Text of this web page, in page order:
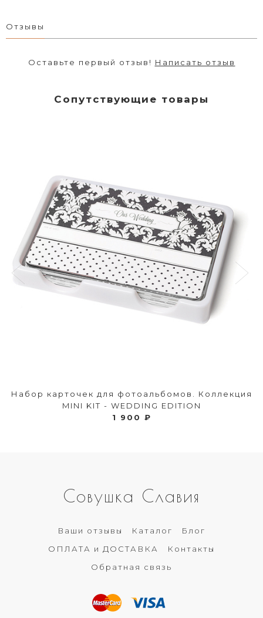
Отзывы
Оставьте первый отзыв! Написать отзыв
Сопутствующие товары
Набор карточек для фотоальбомов. Коллекция
MINI KIT - WEDDING EDITION
1 900 ₽
Совушка Славия
Ваши отзывы Каталог
Блог
ОПЛАТА и ДОСТАВКА
Контакты
Обратная связь